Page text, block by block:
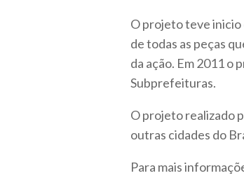
O projeto teve inicio
de todas as peças
da ação. Em 2011 o
Subprefeituras.
O projeto realizado
outras cidades do
Para mais